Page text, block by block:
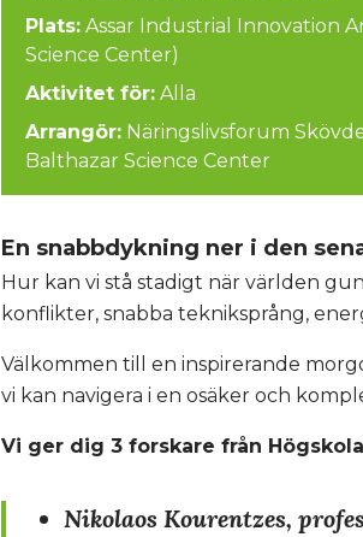
Plats: Assar Industrial Innovation
Science Center)
Aktivitet för: Alla
Arrangör: Näringslivsforum
Balthazar Science Center
En snabbdykning ner i den
Hur kan vi stå stadigt när världen
konflikter, snabba tekniksprång,
Välkommen till en inspirerande
vi kan navigera i en osäker och
Vi ger dig 3 forskare från
Nikolaos Kourentzes,